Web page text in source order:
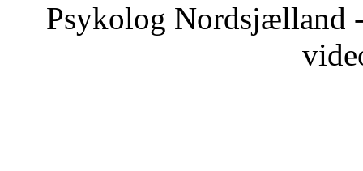
Psykolog Nordsjælland